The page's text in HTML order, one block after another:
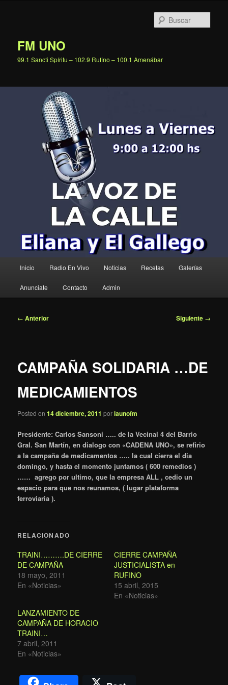
FM UNO
99.1 Sancti Spíritu – 102.9 Rufino – 100.1 Amenábar
principal
Inicio Radio En Vivo Noticias Recetas Galerías
Anunciate Contacto Admin
Navegación
← Anterior Siguiente →
CAMPAÑA SOLIDARIA …DE
MEDICAMIENTOS
Posted on14 diciembre, 2011 porlaunofm
Presidente: Carlos Sansoni ….. de la Vecinal 4 del Barrio
Gral. San Martín, en dialogo con «CADENA UNO», se refirio
a la campaña de medicamentos ….. la cual cierra el dia
domingo, y hasta el momento juntamos ( 600 remedios )
…… agrego por ultimo, que la empresa ALL , cedio un
espacio para que nos reunamos, ( lugar plataforma
ferroviaria ).
RELACIONADO
TRAINI……….DE CIERRE
DE CAMPAÑA
18 mayo, 2011
En «Noticias»
CIERRE CAMPAÑA
JUSTICIALISTA en
RUFINO
15 abril, 2015
En «Noticias»
LANZAMIENTO DE
CAMPAÑA DE HORACIO
TRAINI…
7 abril, 2011
En «Noticias»